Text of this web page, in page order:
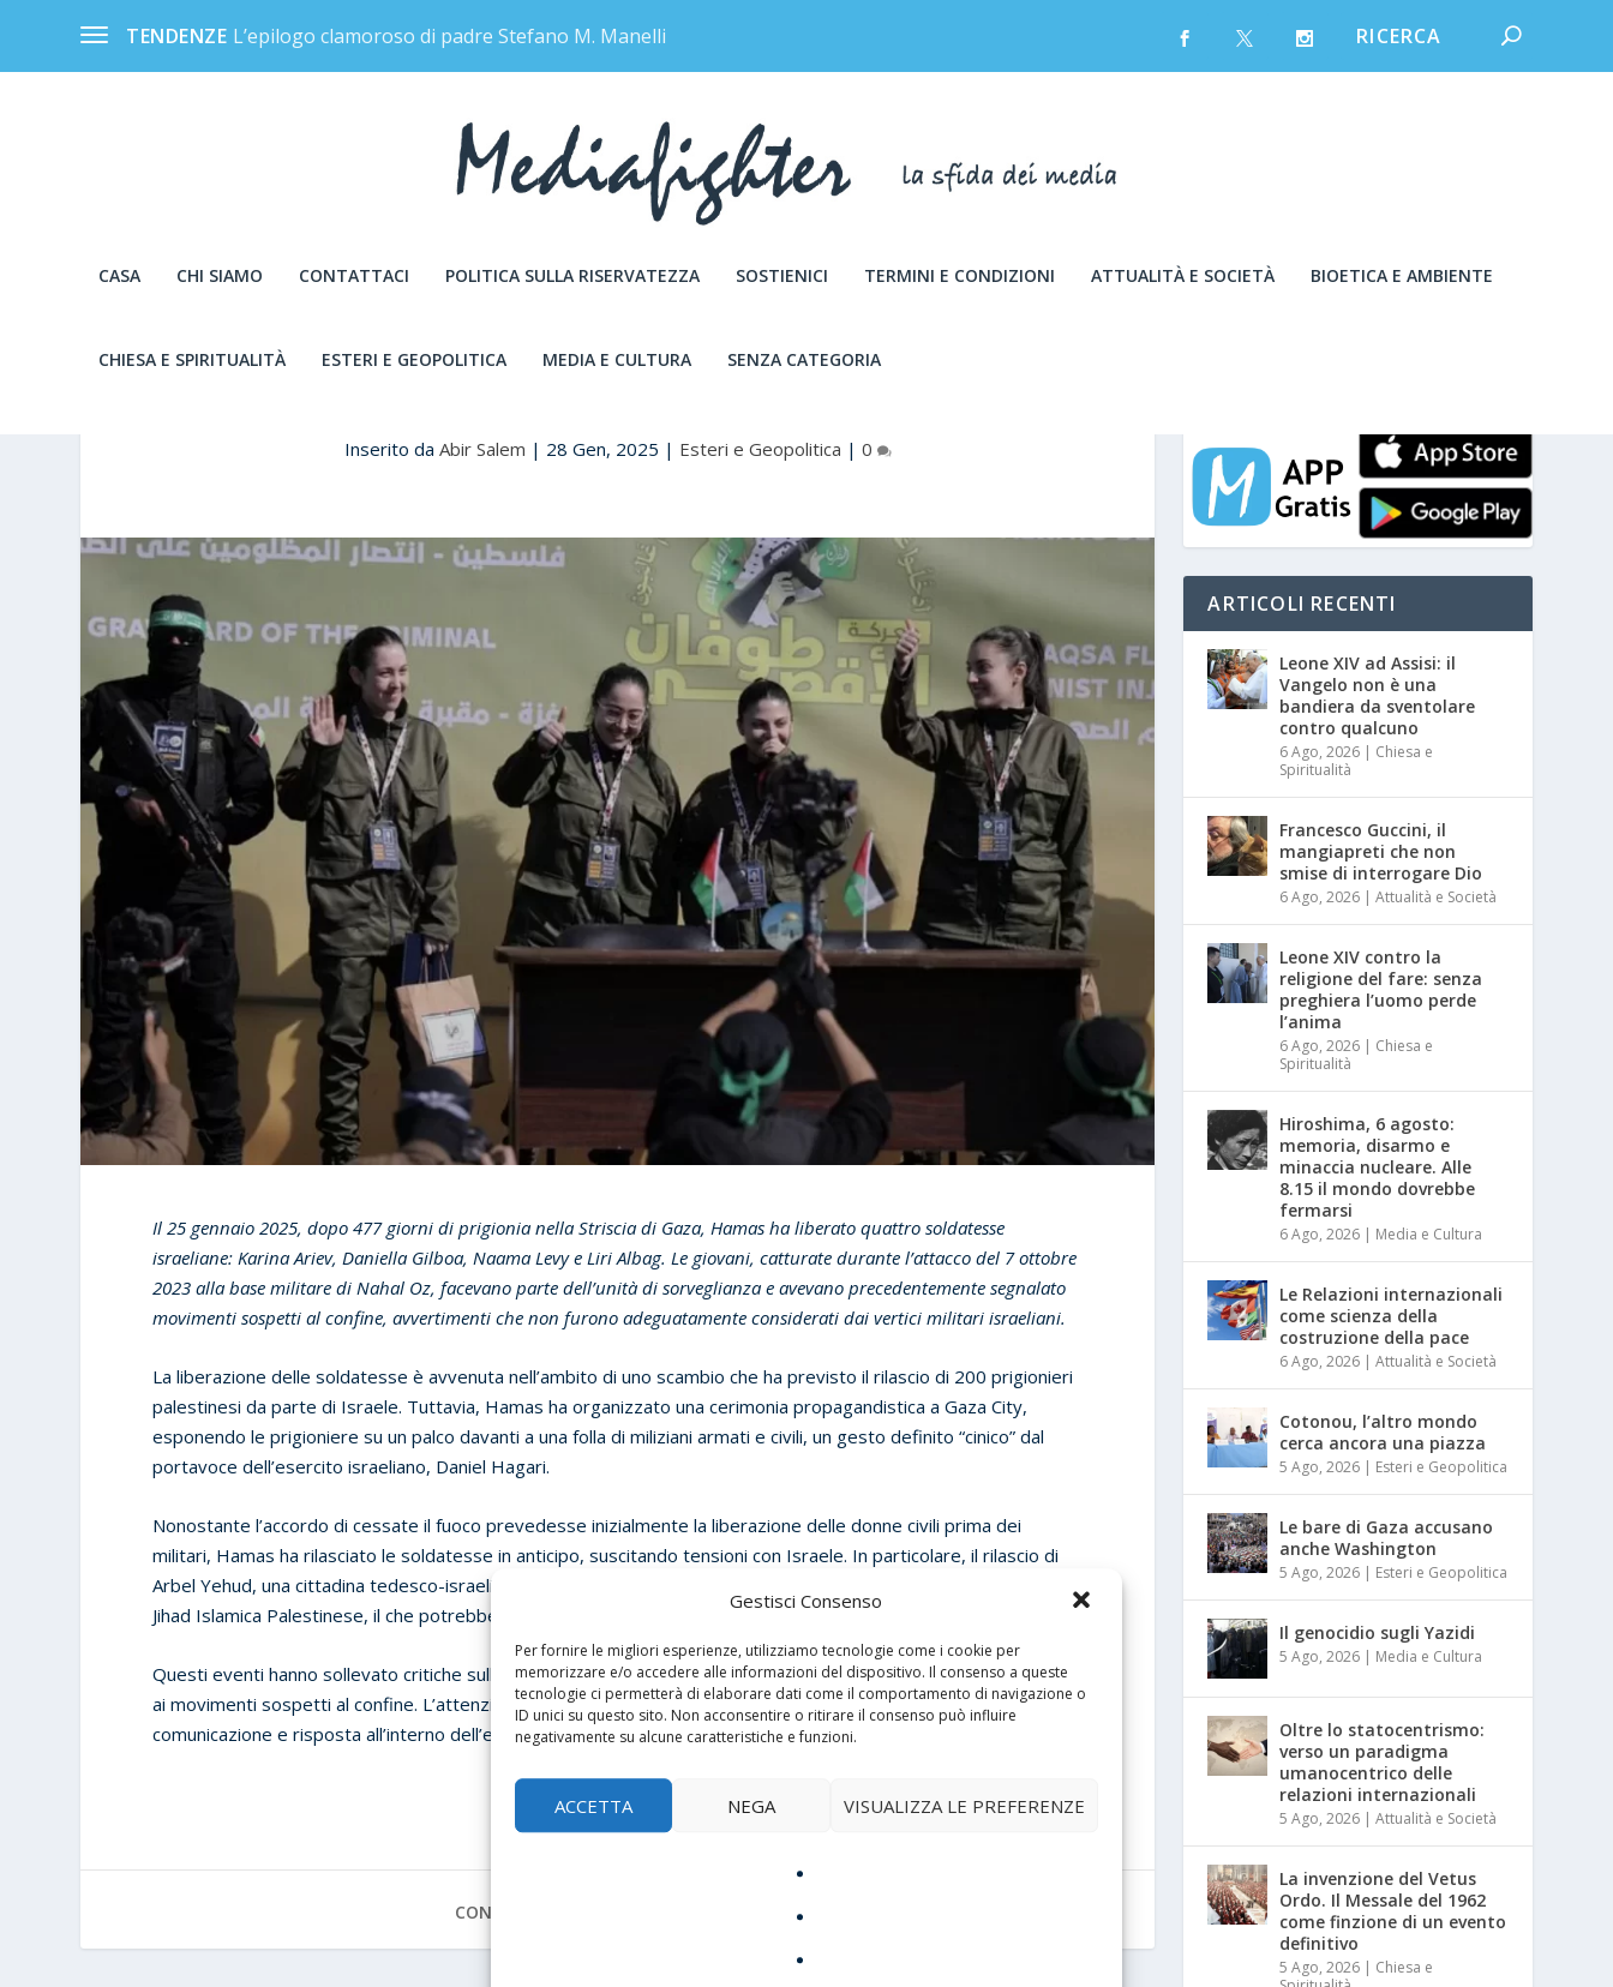
Gestisci Consenso
Per fornire le migliori esperienze, utilizziamo tecnologie come i cookie per
memorizzare e/o accedere alle informazioni del dispositivo. Il consenso a queste
tecnologie ci permetterà di elaborare dati come il comportamento di navigazione o
ID unici su questo sito. Non acconsentire o ritirare il consenso può influire
negativamente su alcune caratteristiche e funzioni.
ACCETTA NEGA VISUALIZZA LE PREFERENZE
TENDENZE L’epilogo clamoroso di padre Stefano M. Manelli
CASA CHI SIAMO CONTATTACI POLITICA SULLA RISERVATEZZA SOSTIENICI TERMINI E CONDIZIONI ATTUALITÀ E SOCIETÀ BIOETICA E AMBIENTE
CHIESA E SPIRITUALITÀ ESTERI E GEOPOLITICA MEDIA E CULTURA SENZA CATEGORIA
Inserito da Abir Salem | 28 Gen, 2025 | Esteri e Geopolitica | 0
Il 25 gennaio 2025, dopo 477 giorni di prigionia nella Striscia di Gaza, Hamas ha liberato quattro soldatesse
israeliane: Karina Ariev, Daniella Gilboa, Naama Levy e Liri Albag. Le giovani, catturate durante l’attacco del 7 ottobre
2023 alla base militare di Nahal Oz, facevano parte dell’unità di sorveglianza e avevano precedentemente segnalato
movimenti sospetti al confine, avvertimenti che non furono adeguatamente considerati dai vertici militari israeliani.
La liberazione delle soldatesse è avvenuta nell’ambito di uno scambio che ha previsto il rilascio di 200 prigionieri
palestinesi da parte di Israele. Tuttavia, Hamas ha organizzato una cerimonia propagandistica a Gaza City,
esponendo le prigioniere su un palco davanti a una folla di miliziani armati e civili, un gesto definito “cinico” dal
portavoce dell’esercito israeliano, Daniel Hagari.
Nonostante l’accordo di cessate il fuoco prevedesse inizialmente la liberazione delle donne civili prima dei
militari, Hamas ha rilasciato le soldatesse in anticipo, suscitando tensioni con Israele. In particolare, il rilascio di
Arbel Yehud, una cittadina tedesco-israeliana di 29 anni, è stato ritardato. Si ritiene che Arbel sia nelle mani della
Jihad Islamica Palestinese, il che potrebbe aver causato il ritardo nella sua liberazione.
Questi eventi hanno sollevato critiche sulla gestione delle segnalazioni iniziali da parte delle soldatesse riguardo
ai movimenti sospetti al confine. L’attenzione si concentra ora sulla necessità di migliorare le procedure di
comunicazione e risposta all’interno dell’esercito israeliano per prevenire simili situazioni in futuro.
CONDIVIDERE:
ARTICOLI RECENTI
Leone XIV ad Assisi: il
Vangelo non è una
bandiera da sventolare
contro qualcuno
6 Ago, 2026 | Chiesa e
Spiritualità
Francesco Guccini, il
mangiapreti che non
smise di interrogare Dio
6 Ago, 2026 |Attualità e Società
Leone XIV contro la
religione del fare: senza
preghiera l’uomo perde
l’anima
6 Ago, 2026 | Chiesa e
Spiritualità
Hiroshima, 6 agosto:
memoria, disarmo e
minaccia nucleare. Alle
8.15 il mondo dovrebbe
fermarsi
6 Ago, 2026 | Media e Cultura
Le Relazioni internazionali
come scienza della
costruzione della pace
6 Ago, 2026 |Attualità e Società
Cotonou, l’altro mondo
cerca ancora una piazza
5 Ago, 2026 | Esteri e Geopolitica
Le bare di Gaza accusano
anche Washington
5 Ago, 2026 | Esteri e Geopolitica
Il genocidio sugli Yazidi
5 Ago, 2026 | Media e Cultura
Oltre lo statocentrismo:
verso un paradigma
umanocentrico delle
relazioni internazionali
5 Ago, 2026 |Attualità e Società
La invenzione del Vetus
Ordo. Il Messale del 1962
come finzione di un evento
definitivo
5 Ago, 2026 | Chiesa e